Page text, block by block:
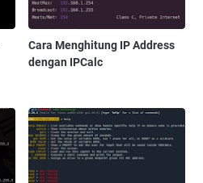
Cara Menghitung IP Address
dengan IPCalc